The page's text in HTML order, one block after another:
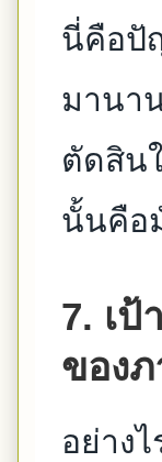
นี่คือปั
มานา
ตัดสิน
นั้นคือ
7. เ
ของ
อย่าง